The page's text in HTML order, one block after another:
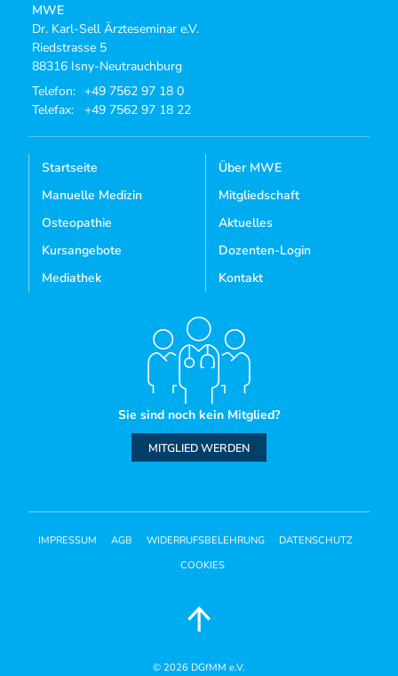
MWE
Dr. Karl-Sell Ärzteseminar e.V.
Riedstrasse 5
88316 Isny-Neutrauchburg
Telefon: +49 7562 97 18 0
Telefax:
+49 7562 97 18 22
Startseite
Manuelle Medizin
Osteopathie
Kursangebote
Mediathek
Über MWE
Mitgliedschaft
Aktuelles
Dozenten-Login
Kontakt
Sie sind noch kein Mitglied?
MITGLIED WERDEN
IMPRESSUM AGB WIDERRUFSBELEHRUNG
DATENSCHUTZ
COOKIES
© 2026 DGfMM e.V.